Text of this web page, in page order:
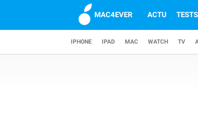
MAC4EVER ACTU TESTS
IPHONE IPAD MAC WATCH TV